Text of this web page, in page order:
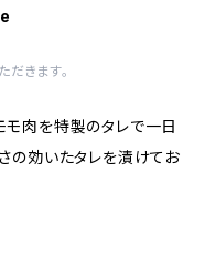
きます。
モ肉を特製のタレで一日
の効いたタレを漬けてお